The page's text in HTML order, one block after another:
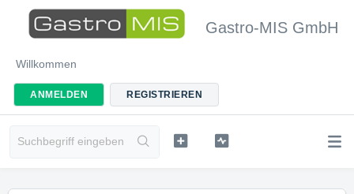
Gastro-MIS GmbH
Willkommen
ANMELDEN REGISTRIEREN